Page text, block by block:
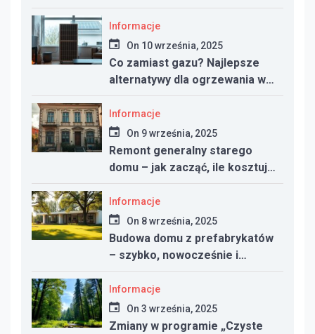
energooszczędny?
Informacje
On 10 września, 2025
Co zamiast gazu? Najlepsze
alternatywy dla ogrzewania w
nowym domu
Informacje
On 9 września, 2025
Remont generalny starego
domu – jak zacząć, ile kosztuje
i na co uważać
Informacje
On 8 września, 2025
Budowa domu z prefabrykatów
– szybko, nowocześnie i
taniej?
Informacje
On 3 września, 2025
Zmiany w programie „Czyste